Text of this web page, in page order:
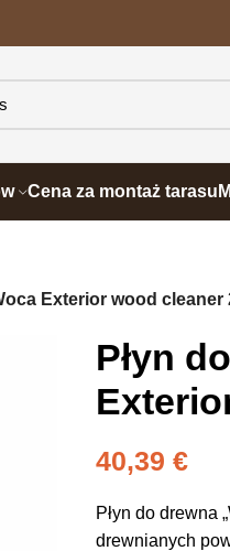
Cena za montaż tarasu
Exterior wood cleaner
Płyn
40,39 €
Płyn do drewna
drewnianych